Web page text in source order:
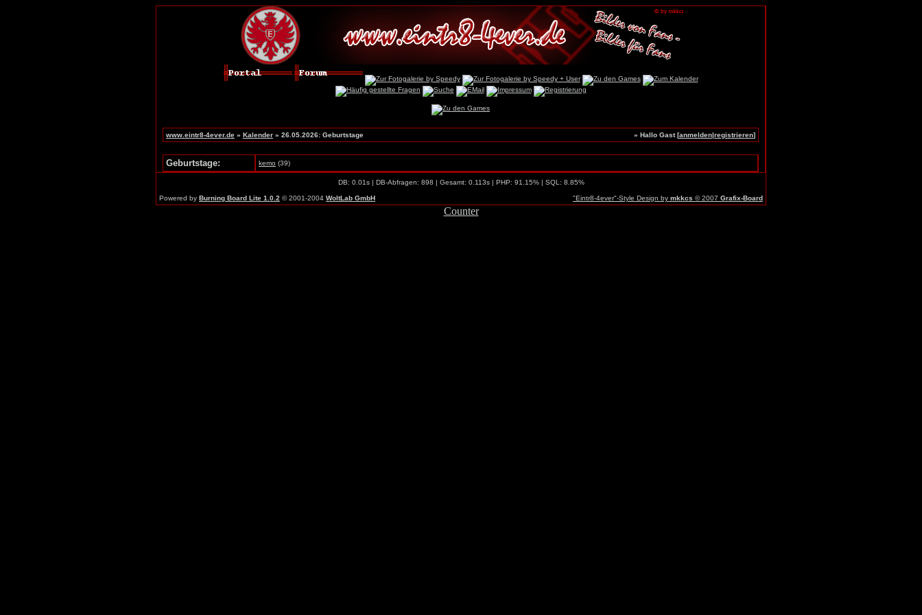
www.eintr8-4ever.de » Kalender » 26.05.2026: Geburtstage » Hallo Gast [anmelden|registrieren]
Geburtstage: kemo (39)
DB: 0.01s | DB-Abfragen: 898 | Gesamt: 0.113s | PHP: 91.15% | SQL: 8.85%
Powered by Burning Board Lite 1.0.2 © 2001-2004 WoltLab GmbH "Eintr8-4ever"-Style Design by mkkcs © 2007 Grafix-Board
Counter